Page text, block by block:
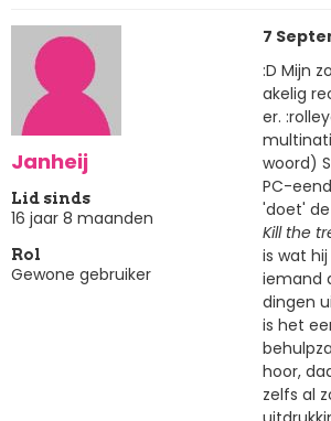
Janheij
Lid sinds
16 jaar 8 maanden
Rol
Gewone gebruiker
7
:D Mijn
akelig
er.
woord)
PC-
'doet'
Kill the
is wat
iemand
dingen
is het
hoor,
zelfs al